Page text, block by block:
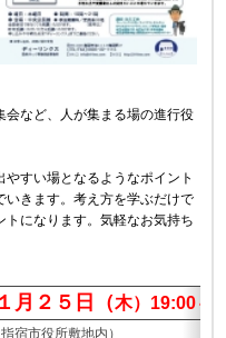
など、人が集まる場の進行役
すい場となるようなポイント
いきます。考え方を学ぶだけで
トになります。気軽なお気持ち
月２５日（木）19:00
宿市役所敷地内）